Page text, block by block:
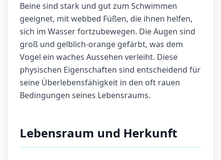
Beine sind stark und gut zum Schwimmen
geeignet, mit webbed Füßen, die ihnen helfen,
sich im Wasser fortzubewegen. Die Augen sind
groß und gelblich-orange gefärbt, was dem
Vogel ein waches Aussehen verleiht. Diese
physischen Eigenschaften sind entscheidend für
seine Überlebensfähigkeit in den oft rauen
Bedingungen seines Lebensraums.
Lebensraum und Herkunft